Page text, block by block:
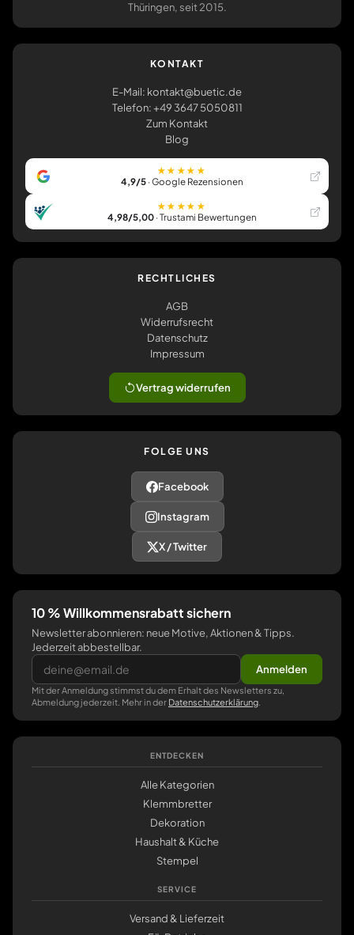
Thüringen, seit 2015.
KONTAKT
E-Mail: kontakt@buetic.de
Telefon: +49 3647 5050811
Zum Kontakt
Blog
★★★★★
4,9/5· Google Rezensionen
★★★★★
4,98/5,00· Trustami Bewertungen
RECHTLICHES
AGB
Widerrufsrecht
Datenschutz
Impressum
Vertrag widerrufen
FOLGE UNS
Facebook
Instagram
X / Twitter
10 % Willkommensrabatt sichern
Newsletter abonnieren: neue Motive, Aktionen & Tipps.
Jederzeit abbestellbar.
Anmelden
Mit der Anmeldung stimmst du dem Erhalt des Newsletters zu,
Abmeldung jederzeit. Mehr in der Datenschutzerklärung
ENTDECKEN
Alle Kategorien
Klemmbretter
Dekoration
Haushalt & Küche
Stempel
SERVICE
Versand & Lieferzeit